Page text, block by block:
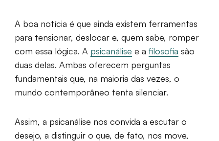
A boa notícia é que ainda existem ferramentas
para tensionar, deslocar e, quem sabe, romper
com essa lógica. A psicanálise e a filosofia são
duas delas. Ambas oferecem perguntas
fundamentais que, na maioria das vezes, o
mundo contemporâneo tenta silenciar.
Assim, a psicanálise nos convida a escutar o
desejo, a distinguir o que, de fato, nos move,